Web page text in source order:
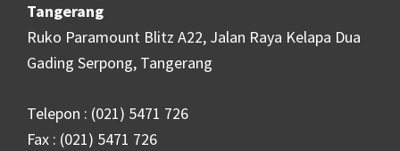
Tangerang
Ruko Paramount Blitz A22, Jalan Raya Kelapa Dua
Gading Serpong, Tangerang
Telepon : (021) 5471 726
Fax : (021) 5471 726